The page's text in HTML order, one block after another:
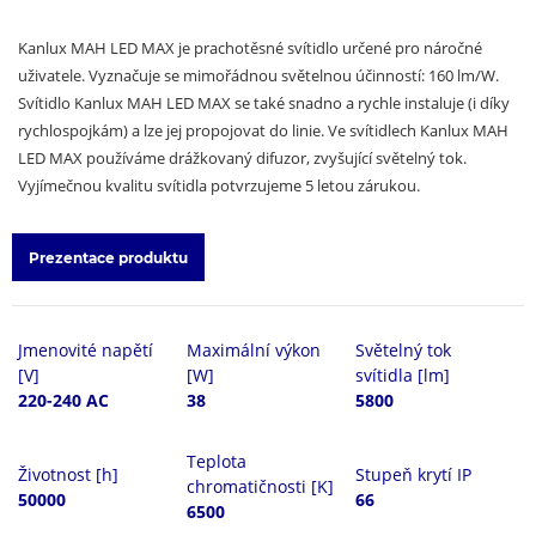
Kanlux MAH LED MAX je prachotěsné svítidlo určené pro náročné
uživatele. Vyznačuje se mimořádnou světelnou účinností: 160 lm/W.
Svítidlo Kanlux MAH LED MAX se také snadno a rychle instaluje (i díky
rychlospojkám) a lze jej propojovat do linie. Ve svítidlech Kanlux MAH
LED MAX používáme drážkovaný difuzor, zvyšující světelný tok.
Vyjímečnou kvalitu svítidla potvrzujeme 5 letou zárukou.
Prezentace produktu
Jmenovité napětí
[V]
220-240 AC
Maximální výkon
[W]
38
Světelný tok
svítidla [lm]
5800
Životnost [h]
50000
Teplota
chromatičnosti [K]
6500
Stupeň krytí IP
66